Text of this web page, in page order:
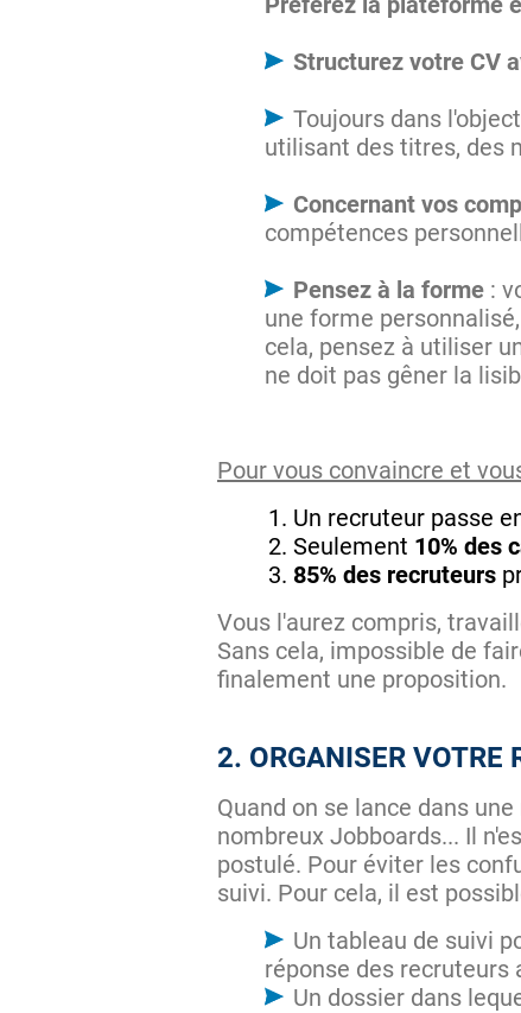
Structurez votre CV
Toujours dans
utilisant des titres, des
Concernant vos
compétences
Pensez à la forme :
une forme
cela, pensez à utiliser
ne doit pas gêner la
Pour vous convaincre et
Un recruteur passe
Seulement 10% des
85% des recruteurs
Vous l'aurez compris,
Sans cela, impossible de
finalement une proposition.
2. ORGANISER VOTRE
Quand on se lance dans
nombreux Jobboards... Il
postulé. Pour éviter les
suivi. Pour cela, il est
Un tableau de suivi
réponse des recruteurs
Un dossier dans